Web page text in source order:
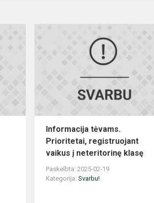
Informacija tėvams.
Prioritetai, registruojant
vaikus į neteritorinę klasę
Paskelbta: 2025-02-19
Kategorija:Svarbu!